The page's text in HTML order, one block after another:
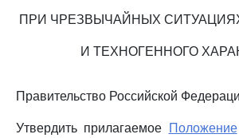
ПРИ ЧРЕЗВЫЧАЙНЫХ
И ТЕХНОГЕННОГО
Правительство Российской
Утвердить прилагаемое Положение